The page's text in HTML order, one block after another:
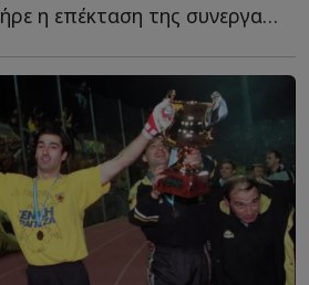
Επίσημη μορφή πήρε η επέκταση της συνεργασίας της ΑΕΚ μ...